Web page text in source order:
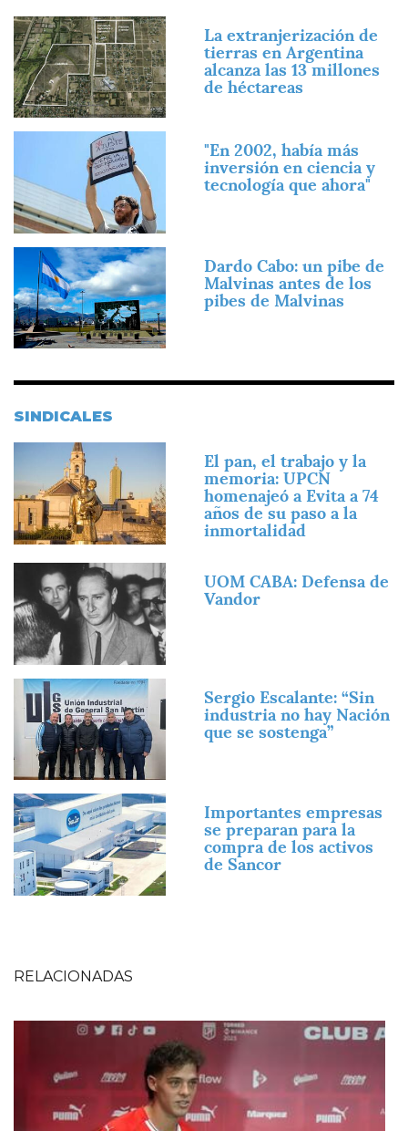
Imagen
La extranjerización de
tierras en Argentina
alcanza las 13 millones
de héctareas
"En 2002, había más
inversión en ciencia y
tecnología que ahora"
Imagen
Dardo Cabo: un pibe de
Malvinas antes de los
pibes de Malvinas
SINDICALES
El pan, el trabajo y la
memoria: UPCN
homenajeó a Evita a 74
años de su paso a la
inmortalidad
Imagen
UOM CABA: Defensa de
Vandor
Imagen
Sergio Escalante: “Sin
industria no hay Nación
que se sostenga”
Imagen
Importantes empresas
se preparan para la
compra de los activos
de Sancor
RELACIONADAS